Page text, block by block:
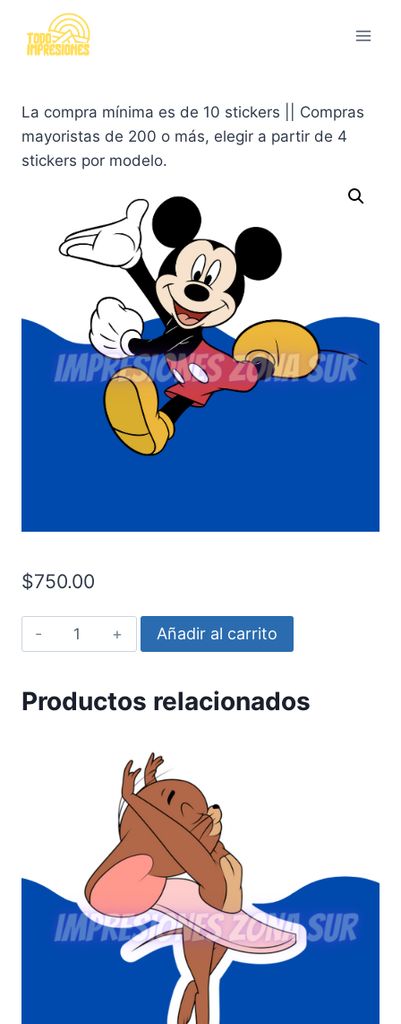
contenido
La compra mínima es de 10 stickers || Compras
mayoristas de 200 o más, elegir a partir de 4
stickers por modelo.
$750.00
Mickey
Mouse
completo
Añadir al carrito
Productos relacionados